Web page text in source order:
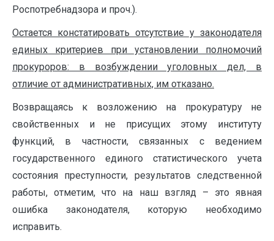
Роспотребнадзора и проч.).
Остается констатировать отсутствие у законодателя
единых критериев при установлении полномочий
прокуроров: в возбуждении уголовных дел, в
отличие от административных, им отказано.
Возвращаясь к возложению на прокуратуру не
свойственных и не присущих этому институту
функций, в частности, связанных с ведением
государственного единого статистического учета
состояния преступности, результатов следственной
работы, отметим, что на наш взгляд – это явная
ошибка законодателя, которую необходимо
исправить.